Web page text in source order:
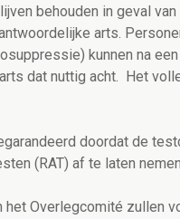
behouden in geval
arts.
kunnen na
dat nuttig acht. Het
doordat de
(RAT) af te laten
het Overlegcomité zullen